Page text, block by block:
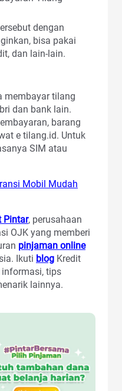
dengan
bisa pakai
dan lain-lain.
membayar tilang
dan bank lain.
barang
e tilang.id. Untuk
SIM atau
Mobil Mudah
Pintar, perusahaan
OJK yang memberi
pinjaman online
Ikuti blog Kredit
tips
lainnya.